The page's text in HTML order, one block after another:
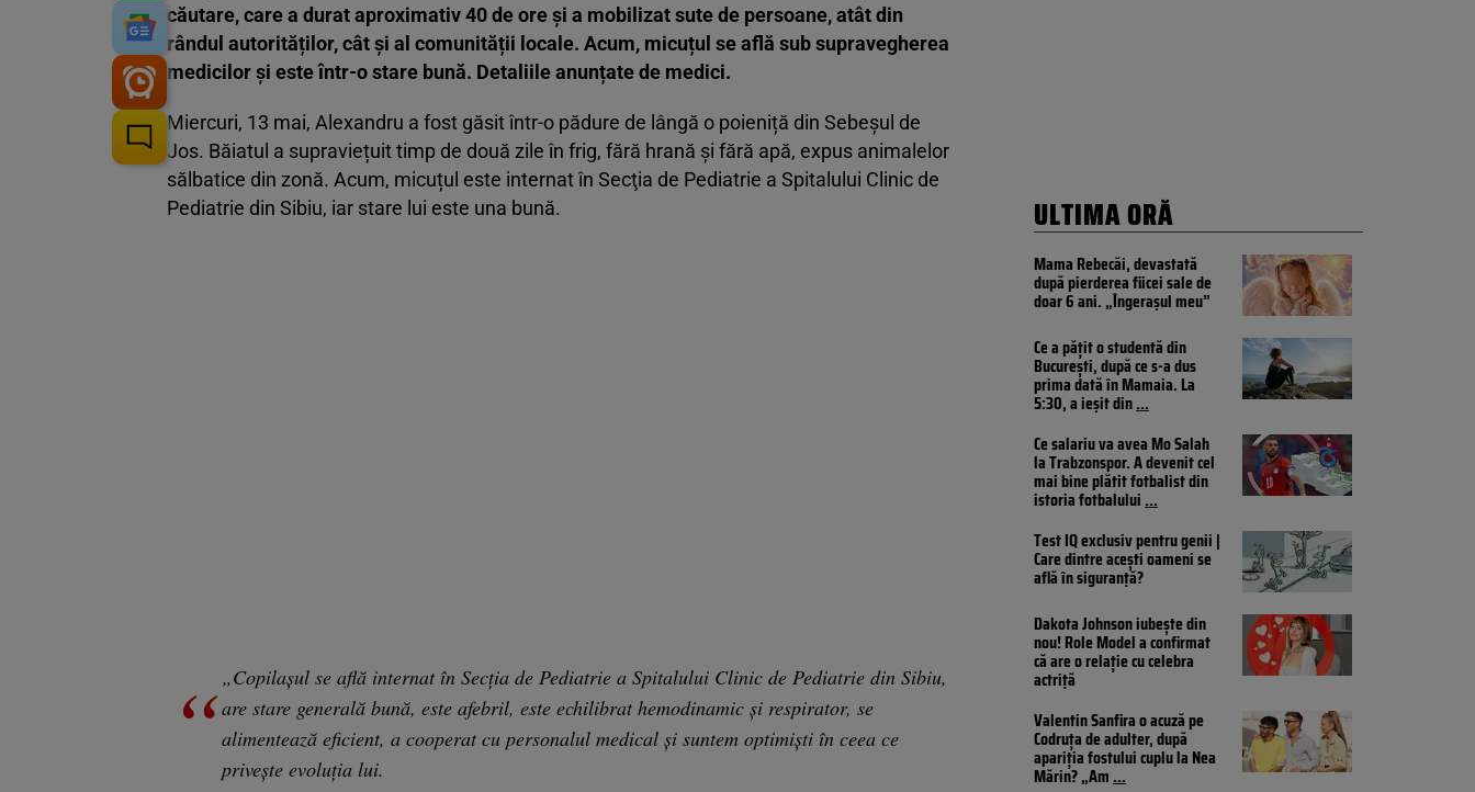
căutare, care a durat aproximativ 40 de ore și a mobilizat sute de persoane, atât din
rândul autorităților, cât și al comunității locale. Acum, micuțul se află sub supravegherea
medicilor și este într-o stare bună. Detaliile anunțate de medici.
Miercuri, 13 mai, Alexandru a fost găsit într-o pădure de lângă o poieniță din Sebeșul de
Jos. Băiatul a supraviețuit timp de două zile în frig, fără hrană și fără apă, expus animalelor
sălbatice din zonă. Acum, micuțul este internat în Secţia de Pediatrie a Spitalului Clinic de
Pediatrie din Sibiu, iar stare lui este una bună.
„Copilaşul se află internat în Secţia de Pediatrie a Spitalului Clinic de Pediatrie din Sibiu,
are stare generală bună, este afebril, este echilibrat hemodinamic şi respirator, se
alimentează eficient, a cooperat cu personalul medical şi suntem optimişti în ceea ce
priveşte evoluţia lui.
ULTIMA ORĂ
Mama Rebecăi, devastată
după pierderea fiicei sale de
doar 6 ani. „Îngerașul meu”
Ce a pățit o studentă din
București, după ce s-a dus
prima dată în Mamaia. La
5:30, a ieșit din...
Ce salariu va avea Mo Salah
la Trabzonspor. A devenit cel
mai bine plătit fotbalist din
istoria fotbalului...
Test IQ exclusiv pentru genii |
Care dintre acești oameni se
află în siguranță?
Dakota Johnson iubește din
nou! Role Model a confirmat
că are o relație cu celebra
actriță
Valentin Sanfira o acuză pe
Codruța de adulter, după
apariția fostului cuplu la Nea
Mărin? „Am...